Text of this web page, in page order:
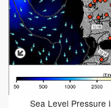
Sea Level Pressure